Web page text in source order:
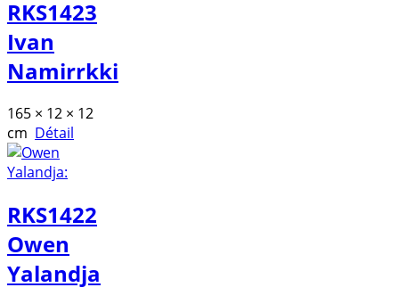
RKS1423
Ivan
Namirrkki
165 × 12 × 12
cm Détail
RKS1422
Owen
Yalandja